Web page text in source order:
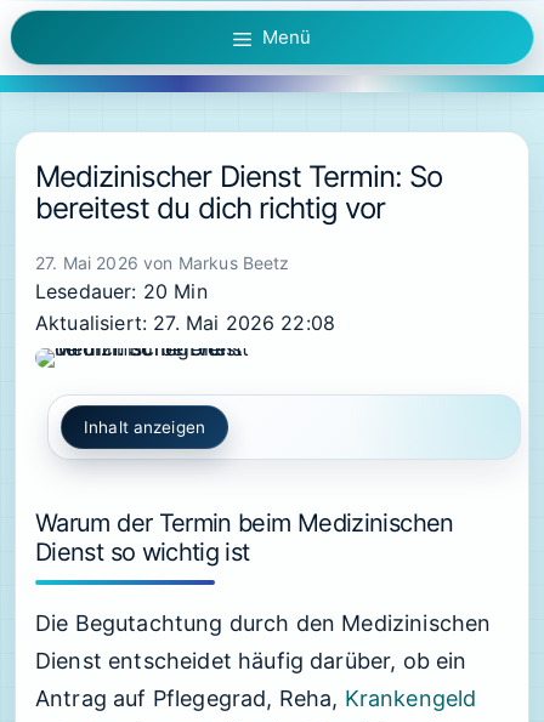
Zum
Inhalt
springen
Menü
Medizinischer Dienst Termin: So
bereitest du dich richtig vor
27. Mai 2026 von Markus Beetz
Lesedauer: 20 Min
Aktualisiert: 27. Mai 2026 22:08
Inhalt anzeigen
Warum der Termin beim Medizinischen
Dienst so wichtig ist
Die Begutachtung durch den Medizinischen
Dienst entscheidet häufig darüber, ob ein
Antrag auf Pflegegrad, Reha, Krankengeld